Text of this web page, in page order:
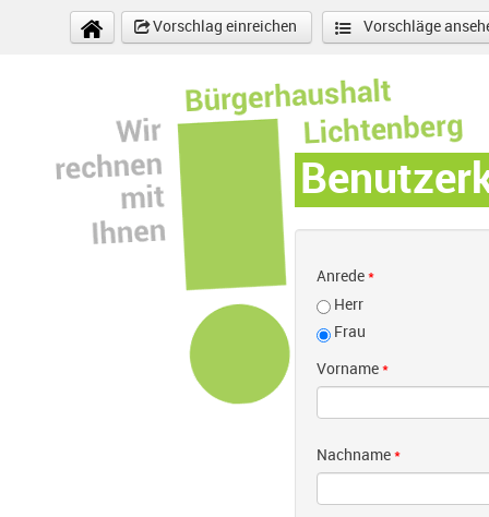
Direkt zum Inhalt
Vorschlag einreichen
Vorschläge
Anrede *
Herr
Frau
Vorname *
Nachname *